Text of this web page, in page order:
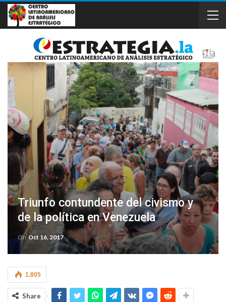
Triunfo contundente del civismo y
de la política en Venezuela
On Oct 16, 2017
1.805
Share